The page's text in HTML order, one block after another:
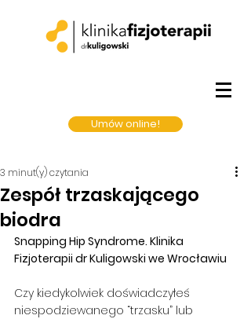
Umów online!
Zespół trzaskającego
biodra
3 minut(y) czytania
Snapping Hip Syndrome. Klinika
Fizjoterapii dr Kuligowski we Wrocławiu
Czy kiedykolwiek doświadczyłeś
niespodziewanego “trzasku” lub